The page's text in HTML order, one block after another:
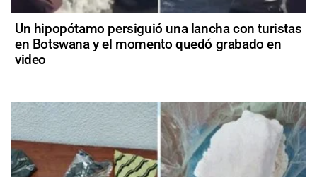
Un hipopótamo persiguió una lancha con turistas
en Botswana y el momento quedó grabado en
video